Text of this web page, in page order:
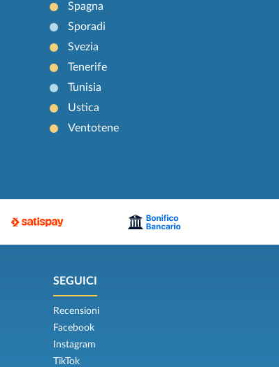
Spagna
Sporadi
Svezia
Tenerife
Tunisia
Ustica
Ventotene
SEGUICI
Recensioni
Facebook
Instagram
TikTok